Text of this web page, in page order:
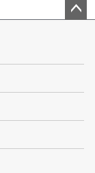
ップ